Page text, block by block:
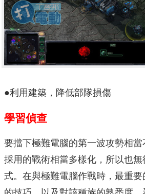
●利用建築，降低部隊損傷
學習偵查
要擋下極難電腦的第一波攻勢相
採用的戰術相當多樣化，所以也
式。在與極難電腦作戰時，最重